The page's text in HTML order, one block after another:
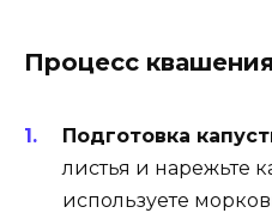
Процесс квашения
Подготовка
листья и нарежьте
используете